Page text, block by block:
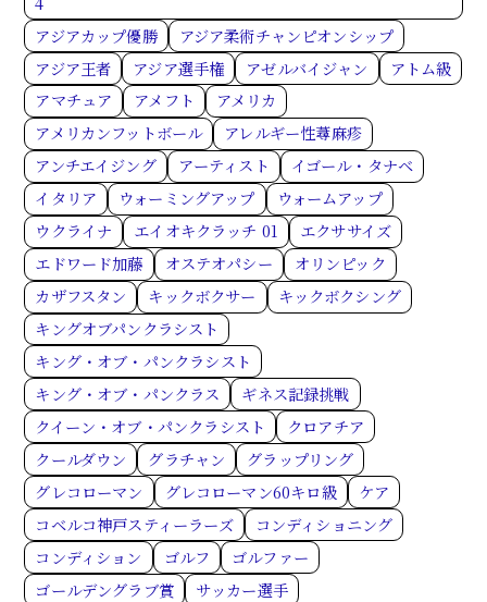
アジアカップ優勝
アジア柔術チャンピオンシップ
アジア王者
アジア選手権 アゼルバイジャン
アトム級
アマチュア
アメフト
アメリカ
アメリカンフットボール
アレルギー性蕁麻疹
アンチエイジング
アーティスト
イゴール・タナベ
イタリア
ウォーミングアップ
ウォームアップ
ウクライナ
エイオキクラッチ 01
エクササイズ
エドワード加藤
オステオパシー
オリンピック
カザフスタン
キックボクサー
キックボクシング
キングオブパンクラシスト
キング・オブ・パンクラシスト
キング・オブ・パンクラス
ギネス記録挑戦
クイーン・オブ・パンクラシスト
クロアチア
クールダウン
グラチャン
グラップリング
グレコローマン
グレコローマン60キロ級
ケア
コベルコ神戸スティーラーズ
コンディショニング
コンディション
ゴルフ
ゴルファー
ゴールデングラブ賞
サッカー選手